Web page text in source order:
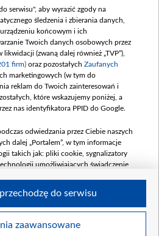
100 mln, październik 350
mln)
862 000,00 PLN
GRUDZIEŃ 2025
60,548 mln)
000 000,00 PLN
LUTY 2026 (wpłata
7 maja 180 mln, 8
000 000,00 PLN
serwisu", aby wyrazić zgody na
śledzenia i zbierania danych,
końcowym i ich
Twoich danych osobowych przez
(zwaną dalej również „TVP”),
firm) oraz pozostałych Zaufanych
marketingowych (w tym do
reklam do Twoich zainteresowań i
które wskazujemy poniżej, a
nas identyfikatora PPID do Google.
odwiedzania przez Ciebie naszych
dalej „Portalem”, w tym informacje
takich jak: pliki cookie, sygnalizatory
umożliwiających świadczenie
odwiedzania przez Ciebie
zaawansowane
do serwisu